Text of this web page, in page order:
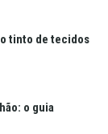
tinto de tecidos
o guia